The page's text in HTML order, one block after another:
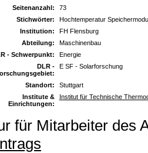
Seitenanzahl:
73
Stichwörter:
Hochtemperatur
Institution:
FH Flensburg
Abteilung:
Maschinenbau
- Schwerpunkt:
Energie
DLR -
E SF - Solarforschung
Standort:
Stuttgart
Institute &
Einrichtungen:
Institut für Technische
für Mitarbeiter des